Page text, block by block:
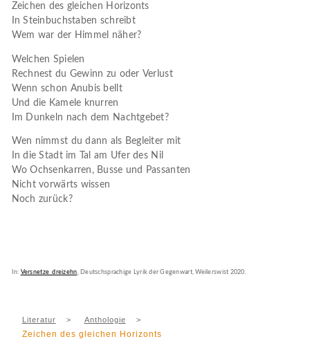
Zeichen des gleichen Horizonts
In Steinbuchstaben schreibt
Wem war der Himmel näher?
Welchen Spielen
Rechnest du Gewinn zu oder Verlust
Wenn schon Anubis bellt
Und die Kamele knurren
Im Dunkeln nach dem Nachtgebet?
Wen nimmst du dann als Begleiter mit
In die Stadt im Tal am Ufer des Nil
Wo Ochsenkarren, Busse und Passanten
Nicht vorwärts wissen
Noch zurück?
In: Versnetze_dreizehn, Deutschsprachige Lyrik der Gegenwart, Weilerswist 2020.
Literatur > Anthologie >
Zeichen des gleichen Horizonts